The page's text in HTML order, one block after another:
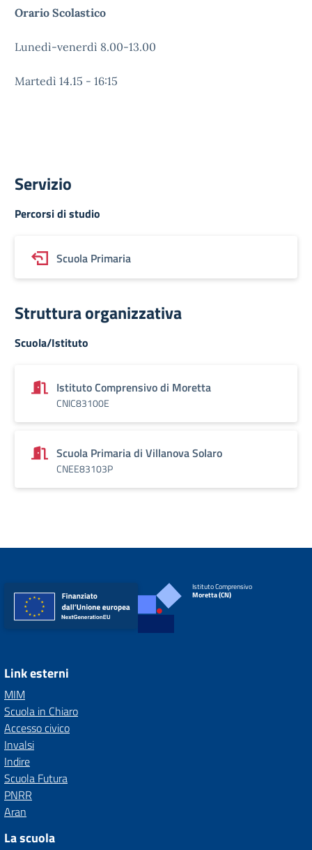
Orario Scolastico
Lunedì-venerdì 8.00-13.00
Martedì 14.15 - 16:15
Servizio
Percorsi di studio
Scuola Primaria
Struttura organizzativa
Scuola/Istituto
Istituto Comprensivo di Moretta
CNIC83100E
Scuola Primaria di Villanova Solaro
CNEE83103P
Istituto Comprensivo
Moretta (CN)
Link esterni
MIM
Scuola in Chiaro
Accesso civico
Invalsi
Indire
Scuola Futura
PNRR
Aran
La scuola